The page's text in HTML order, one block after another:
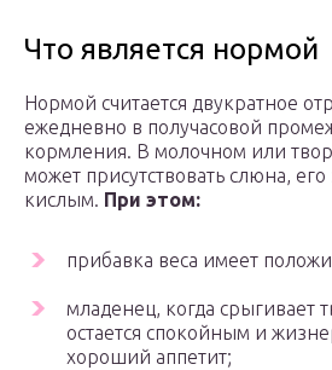
Что является нормой
Нормой считается двукратное
ежедневно в получасовой
кормления. В молочном или
может присутствовать слюна, его
кислым. При этом:
прибавка веса имеет
младенец, когда срыгивает
остается спокойным и
хороший аппетит;